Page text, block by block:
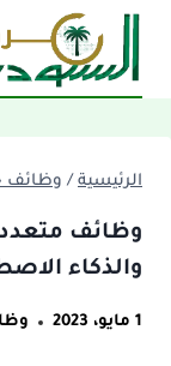
التجاوز
المحتوى
الرئيسية / وظائف
وظائف
والذكاء
1 مايو، 2023